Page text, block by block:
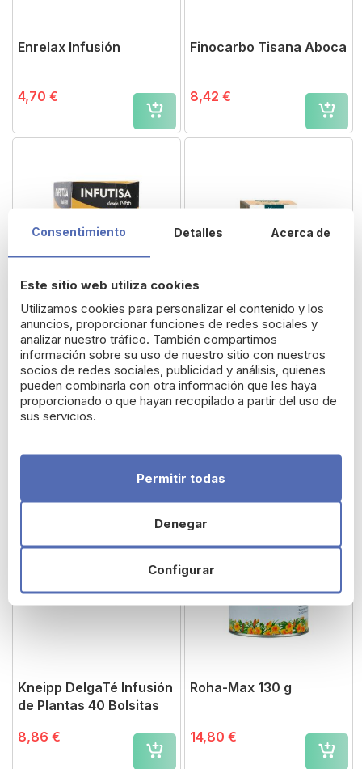
Enrelax Infusión
4,70 €
Finocarbo Tisana Aboca
8,42 €
Infutisa AdelLax
Infusión 25 Bolsitas
2,96 €
Kneipp DelgaTé Infusión
de Plantas 20 Bolsitas
Kneipp DelgaTé Infusión
de Plantas 40 Bolsitas
8,86 €
Roha-Max 130 g
14,80 €
Consentimiento Detalles Acerca de
Este sitio web utiliza cookies
Utilizamos cookies para personalizar el contenido y los
anuncios, proporcionar funciones de redes sociales y
analizar nuestro tráfico. También compartimos
información sobre su uso de nuestro sitio con nuestros
socios de redes sociales, publicidad y análisis, quienes
pueden combinarla con otra información que les haya
proporcionado o que hayan recopilado a partir del uso de
sus servicios.
Configurar
Denegar
Permitir todas